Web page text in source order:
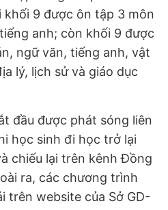
9 được ôn tập 3 môn
anh; còn khối 9 được
ngữ văn, tiếng anh, vật
lý, lịch sử và giáo dục
đầu được phát sóng liên
học sinh đi học trở lại
chiếu lại trên kênh Đồng
ra, các chương trình
trên website của Sở GD-